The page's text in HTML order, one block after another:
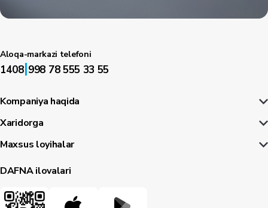
Aloqa-markazi telefoni
1408|998 78 555 33 55
Kompaniya haqida
Xaridorga
Maxsus loyihalar
DAFNA ilovalari